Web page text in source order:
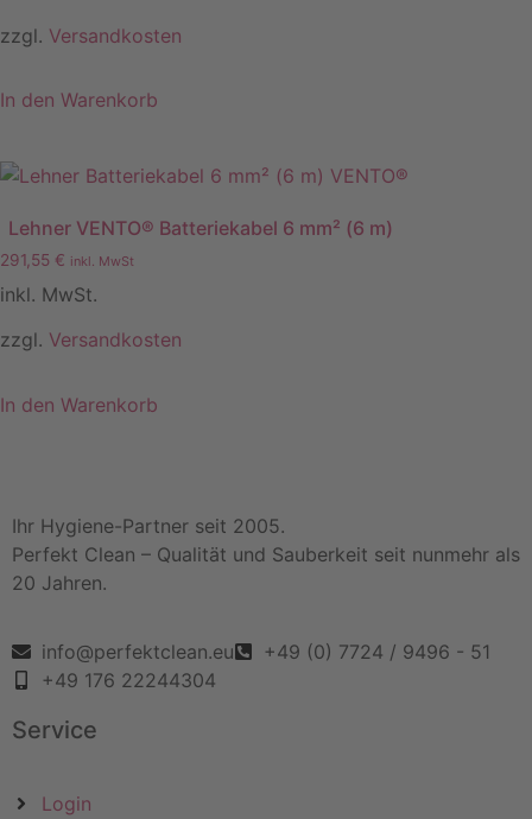
zzgl. Versandkosten
In den Warenkorb
Lehner VENTO® Batteriekabel 6 mm² (6 m)
291,55 € inkl. MwSt
inkl. MwSt.
zzgl. Versandkosten
In den Warenkorb
Ihr Hygiene-Partner seit 2005.
Perfekt Clean – Qualität und Sauberkeit seit nunmehr als
20 Jahren.
info@perfektclean.eu
+49 (0) 7724 / 9496 - 51
+49 176 22244304
Service
Login